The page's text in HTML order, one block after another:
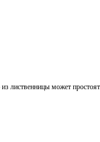
лиственницы может